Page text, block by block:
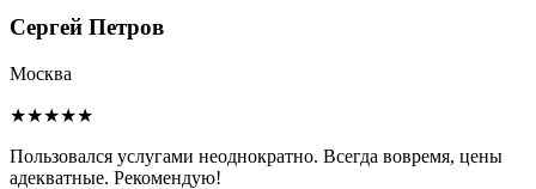
Сергей Петров
Москва
★★★★★
Пользовался услугами неоднократно. Всегда вовремя, цены
адекватные. Рекомендую!